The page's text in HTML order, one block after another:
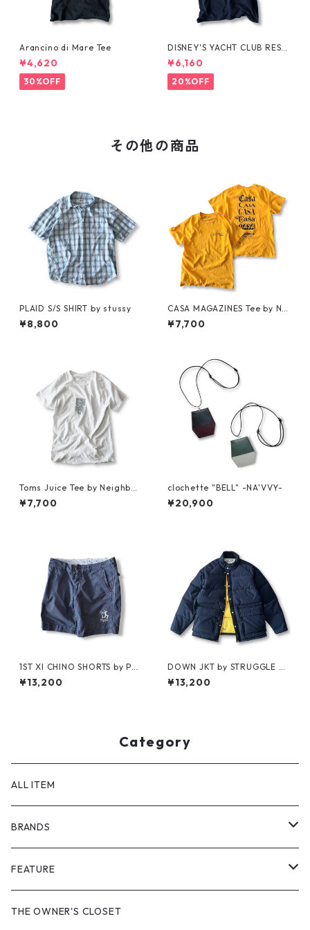
Arancino di Mare Tee
¥4,620
30%OFF
DISNEY'S YACHT CLUB RESO
RT Tee
¥6,160
20%OFF
その他の商品
PLAID S/S SHIRT by stussy
¥8,800
CASA MAGAZINES Tee by Nei
ghborhood Spot
¥7,700
Toms Juice Tee by Neighbor
hood Spot
¥7,700
clochette "BELL" -NA'VVY-
¥20,900
1ST XI CHINO SHORTS by Pol
o Ralph Lauren
¥13,200
DOWN JKT by STRUGGLE G
EAR
¥13,200
Category
ALL ITEM
BRANDS
GHOST ALMOSTBLACK
PRODUCT TWELVE
FEATURE
NEW VINTAGE
THE OWNER'S CLOSET